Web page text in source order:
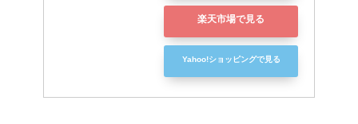
楽天市場で見る
Yahoo!ショッピングで見る